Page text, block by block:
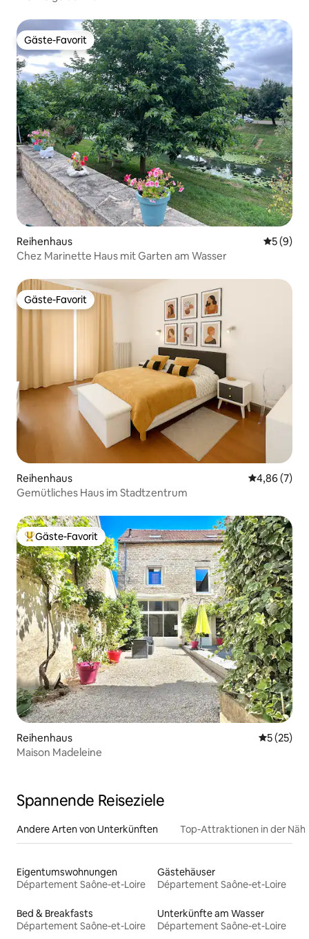
Gäste-Favorit
Gäste-Favorit
Reihenhaus
5 (9)
Chez Marinette Haus mit Garten am Wasser
Gäste-Favorit
Gäste-Favorit
Reihenhaus
4,86 (7)
Gemütliches Haus im Stadtzentrum
Beliebter Gäste-Favorit.
Gäste-Favorit
Reihenhaus
5 (25)
Maison Madeleine
Spannende Reiseziele
Andere Arten von Unterkünften Top-Attraktionen in der
Eigentumswohnungen
Département Saône-et-Loire
Gästehäuser
Département Saône-et-Loire
Bed & Breakfasts
Département Saône-et-Loire
Unterkünfte am Wasser
Département Saône-et-Loire